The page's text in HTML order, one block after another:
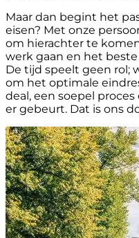
Maar dan begint het
eisen? Met onze
om hierachter te
werk gaan en het
De tijd speelt geen rol;
om het optimale
deal, een soepel
er gebeurt. Dat is ons